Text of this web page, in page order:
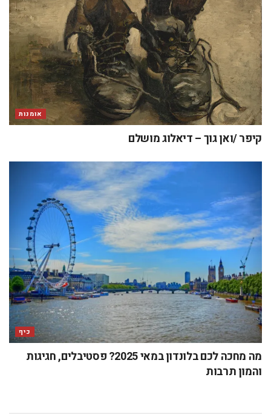
אומנות
קיפר /ואן גוך – דיאלוג מושלם
כיף
מה מחכה לכם בלונדון במאי 2025? פסטיבלים, חגיגות
והמון תרבות